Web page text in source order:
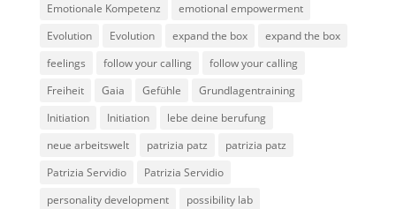
Emotionale Kompetenz
emotional empowerment
Evolution
Evolution expand the box
expand the box
feelings
follow your calling
follow your calling
Freiheit
Gaia Gefühle
Grundlagentraining
Initiation
Initiation
lebe deine berufung
neue arbeitswelt
patrizia patz
patrizia patz
Patrizia Servidio
Patrizia Servidio
personality development
possibility lab